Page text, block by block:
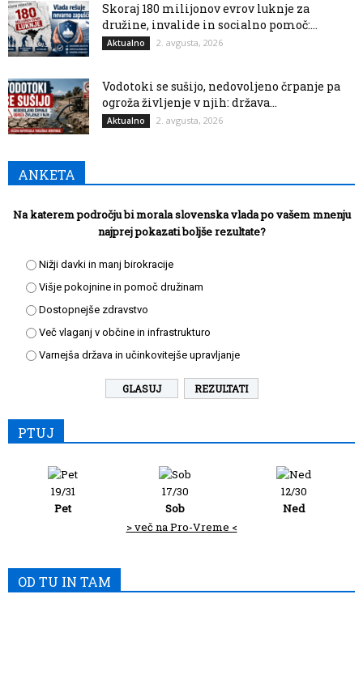
Skoraj 180 milijonov evrov luknje za
družine, invalide in socialno pomoč:...
Aktualno 2. avgusta, 2026
Vodotoki se sušijo, nedovoljeno črpanje pa
ogroža življenje v njih: država...
Aktualno 2. avgusta, 2026
ANKETA
Na katerem področju bi morala slovenska vlada po vašem mnenju
najprej pokazati boljše rezultate?
Nižji davki in manj birokracije
Višje pokojnine in pomoč družinam
Dostopnejše zdravstvo
Več vlaganj v občine in infrastrukturo
Varnejša država in učinkovitejše upravljanje
REZULTATI
PTUJ
19/31
Pet
17/30
Sob
12/30
Ned
> več na Pro-Vreme <
OD TU IN TAM